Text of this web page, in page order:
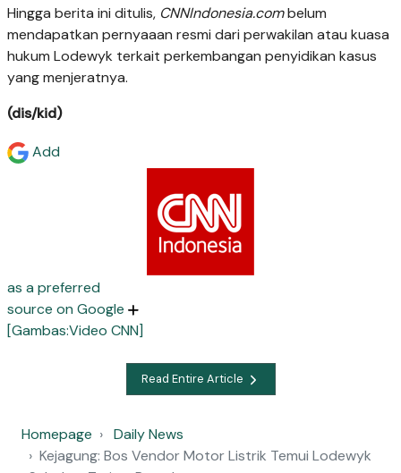
Hingga berita ini ditulis, CNNIndonesia.combelum
mendapatkan pernyaaan resmi dari perwakilan atau kuasa
hukum Lodewyk terkait perkembangan penyidikan kasus
yang menjeratnya.
(dis/kid)
Add
as a preferred
source on Google
[Gambas:Video CNN]
Read Entire Article
Homepage
Daily News
Kejagung: Bos Vendor Motor Listrik Temui Lodewyk